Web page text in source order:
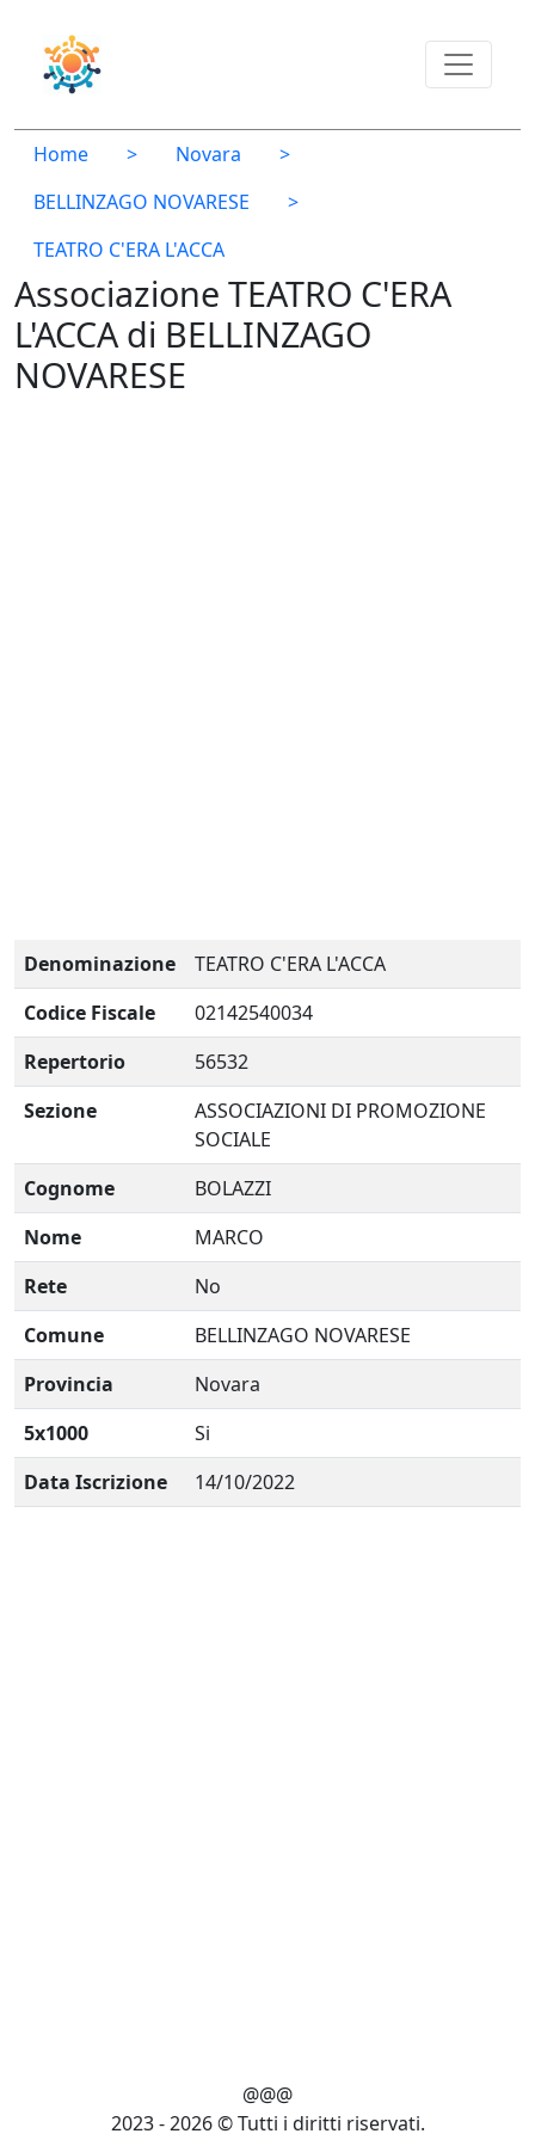
Home > Novara
>
BELLINZAGO NOVARESE
>
TEATRO C'ERA L'ACCA
Associazione TEATRO C'ERA
L'ACCA di BELLINZAGO
NOVARESE
Denominazione
TEATRO C'ERA L'ACCA
Codice Fiscale
02142540034
Repertorio
56532
Sezione
ASSOCIAZIONI DI PROMOZIONE
SOCIALE
Cognome
BOLAZZI
Nome
MARCO
Rete
No
Comune
BELLINZAGO NOVARESE
Provincia
Novara
5x1000
Si
Data Iscrizione
14/10/2022
@@@
2023 - 2026 © Tutti i diritti riservati.